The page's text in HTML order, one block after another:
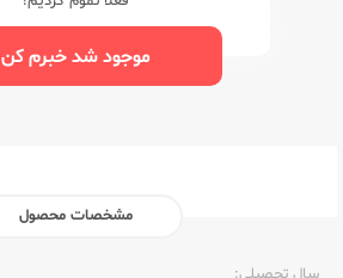
موجود شد خبرم کن
مشخصات محصول